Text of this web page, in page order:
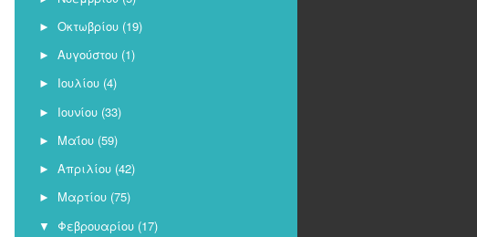
► Οκτωβρίου (19)
► Αυγούστου (1)
► Ιουλίου (4)
► Ιουνίου (33)
► Μαΐου (59)
► Απριλίου (42)
► Μαρτίου (75)
▼ Φεβρουαρίου (17)